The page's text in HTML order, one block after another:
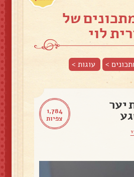
של
לוי
> עוגות>
1,784
צפיות
יער